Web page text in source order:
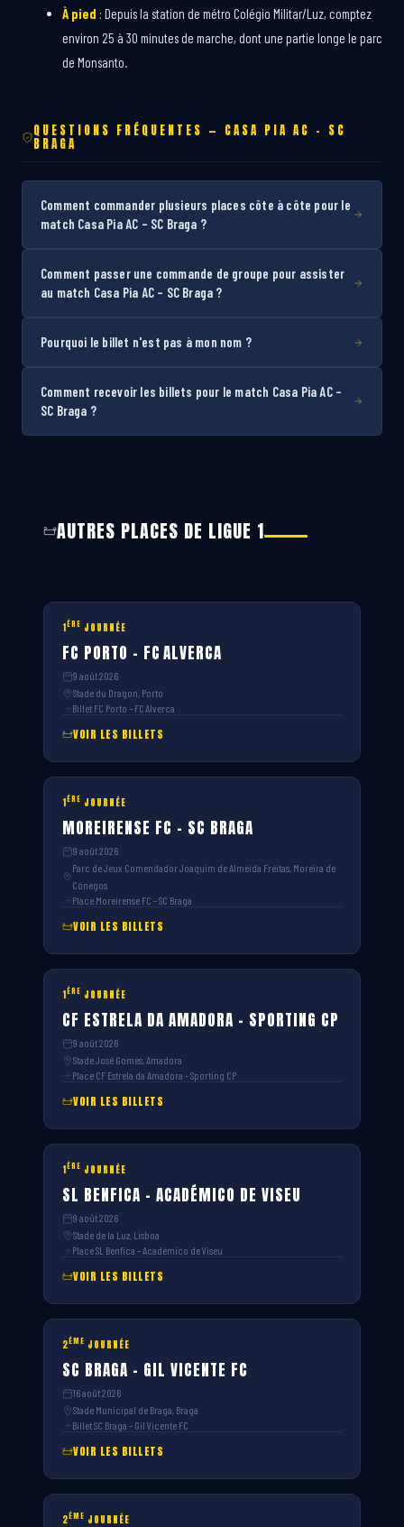
À pied : Depuis la station de métro Colégio Militar/Luz, comptez
environ 25 à 30 minutes de marche, dont une partie longe le parc
de Monsanto.
QUESTIONS FRÉQUENTES — CASA PIA AC – SC
BRAGA
Comment commander plusieurs places côte à côte pour le
match Casa Pia AC – SC Braga ?
Comment passer une commande de groupe pour assister
au match Casa Pia AC – SC Braga ?
Pourquoi le billet n'est pas à mon nom ?
Comment recevoir les billets pour le match Casa Pia AC –
SC Braga ?
AUTRES PLACES DE LIGUE 1
1ÈRE JOURNÉE
FC PORTO – FC ALVERCA
9 août 2026
Stade du Dragon, Porto
Billet FC Porto – FC Alverca
VOIR LES BILLETS
1ÈRE JOURNÉE
MOREIRENSE FC – SC BRAGA
9 août 2026
Parc de Jeux Comendador Joaquim de Almeida Freitas, Moreira de
Cónegos
Place Moreirense FC – SC Braga
VOIR LES BILLETS
1ÈRE JOURNÉE
CF ESTRELA DA AMADORA – SPORTING CP
9 août 2026
Stade José Gomes, Amadora
Place CF Estrela da Amadora – Sporting CP
VOIR LES BILLETS
1ÈRE JOURNÉE
SL BENFICA – ACADÉMICO DE VISEU
9 août 2026
Stade de la Luz, Lisboa
Place SL Benfica – Académico de Viseu
VOIR LES BILLETS
2ÈME JOURNÉE
SC BRAGA – GIL VICENTE FC
16 août 2026
Stade Municipal de Braga, Braga
Billet SC Braga – Gil Vicente FC
VOIR LES BILLETS
2ÈME JOURNÉE